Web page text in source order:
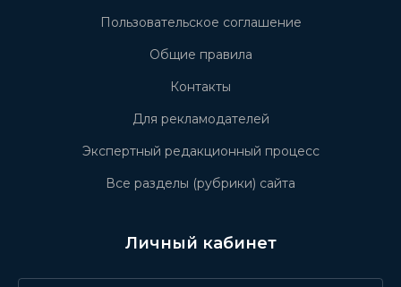
Пользовательское соглашение
Общие правила
Контакты
Для рекламодателей
Экспертный редакционный процесс
Все разделы (рубрики) сайта
Личный кабинет